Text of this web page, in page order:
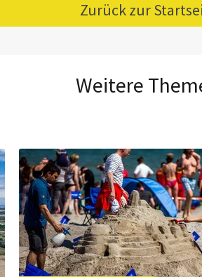
Zurück zur
Weitere